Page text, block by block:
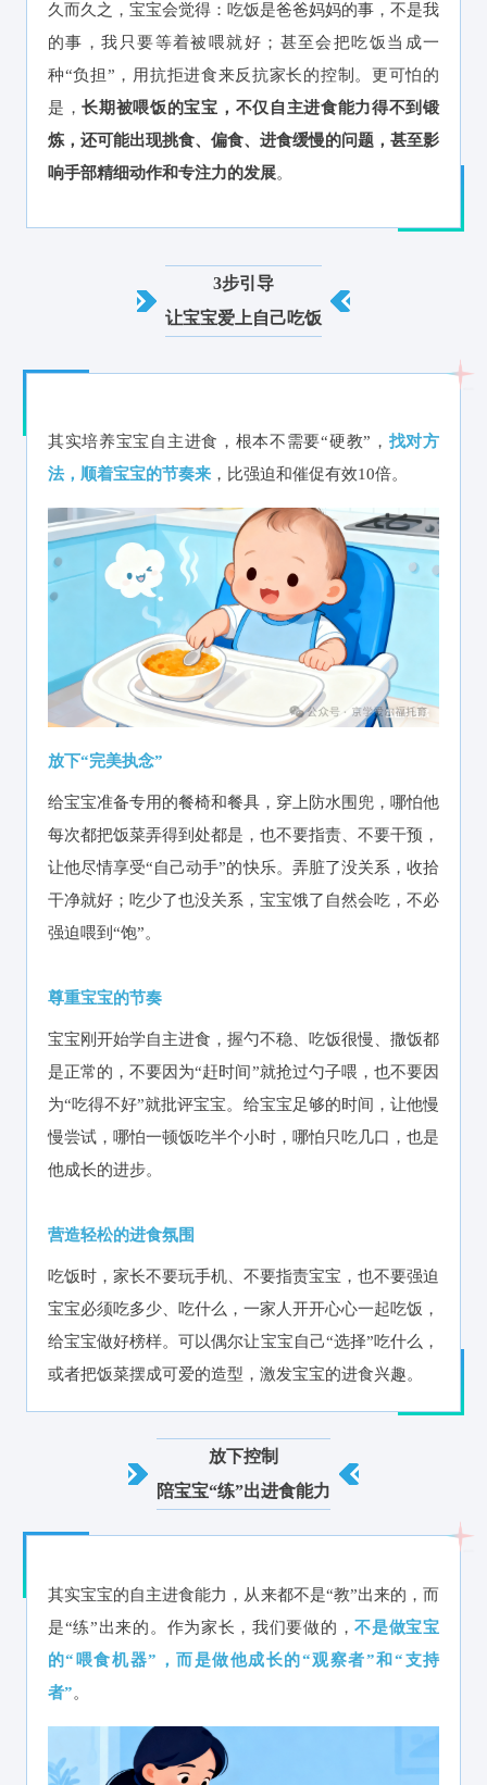
久而久之，宝宝会觉得：吃饭是爸爸妈妈的事，不是我
的事，我只要等着被喂就好；甚至会把吃饭当成一
种“负担”，用抗拒进食来反抗家长的控制。更可怕的
是，长期被喂饭的宝宝，不仅自主进食能力得不到锻
炼，还可能出现挑食、偏食、进食缓慢的问题，甚至影
响手部精细动作和专注力的发展。
3步引导
让宝宝爱上自己吃饭
其实培养宝宝自主进食，根本不需要“硬教”， 找对方
法，顺着宝宝的节奏来，比强迫和催促有效10倍。
放下“完美执念”
给宝宝准备专用的餐椅和餐具，穿上防水围兜，哪怕他
每次都把饭菜弄得到处都是，也不要指责、不要干预，
让他尽情享受“自己动手”的快乐。弄脏了没关系，收拾
干净就好；吃少了也没关系，宝宝饿了自然会吃，不必
强迫喂到“饱”。
尊重宝宝的节奏
宝宝刚开始学自主进食，握勺不稳、吃饭很慢、撒饭都
是正常的，不要因为“赶时间”就抢过勺子喂，也不要因
为“吃得不好”就批评宝宝。给宝宝足够的时间，让他慢
慢尝试，哪怕一顿饭吃半个小时，哪怕只吃几口，也是
他成长的进步。
营造轻松的进食氛围
吃饭时，家长不要玩手机、不要指责宝宝，也不要强迫
宝宝必须吃多少、吃什么，一家人开开心心一起吃饭，
给宝宝做好榜样。可以偶尔让宝宝自己“选择”吃什么，
或者把饭菜摆成可爱的造型，激发宝宝的进食兴趣。
放下控制
陪宝宝“练”出进食能力
其实宝宝的自主进食能力，从来都不是“教”出来的，而
是“练”出来的。作为家长，我们要做的，不是做宝宝
的“喂食机器”，而是做他成长的“观察者”和“支持
者”。